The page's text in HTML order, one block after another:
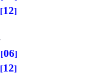
12
06
12